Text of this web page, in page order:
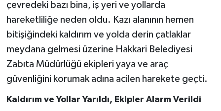
çevredeki bazı bina, iş yeri ve yollarda
hareketliliğe neden oldu. Kazı alanının hemen
bitişiğindeki kaldırım ve yolda derin çatlaklar
meydana gelmesi üzerine Hakkari Belediyesi
Zabıta Müdürlüğü ekipleri yaya ve araç
güvenliğini korumak adına acilen harekete geçti.
Kaldırım ve Yollar Yarıldı, Ekipler Alarm Verildi
SAĞLIK
SİYASET
SPOR
TARİH